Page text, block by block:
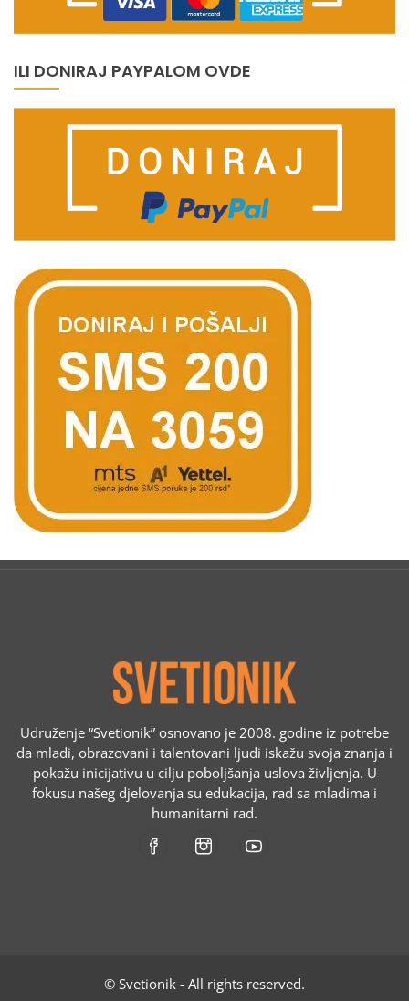
ILI DONIRAJ PAYPALOM OVDE
Udruženje “Svetionik” osnovano je 2008. godine iz potrebe
da mladi, obrazovani i talentovani ljudi iskažu svoja znanja i
pokažu inicijativu u cilju poboljšanja uslova življenja. U
fokusu našeg djelovanja su edukacija, rad sa mladima i
humanitarni rad.
© Svetionik - All rights reserved.